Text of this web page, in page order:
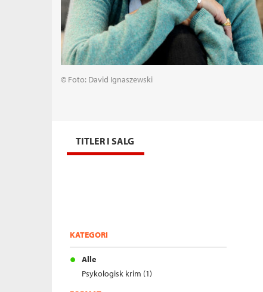
© Foto: David Ignaszewski
TITLER I SALG
KATEGORI
Alle
Psykologisk krim (1)